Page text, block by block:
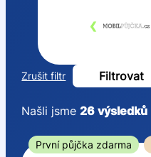
‹
Zrušit filtr Filtrovat
Od
Našli jsme26 výsledků
První půjčka zdarma